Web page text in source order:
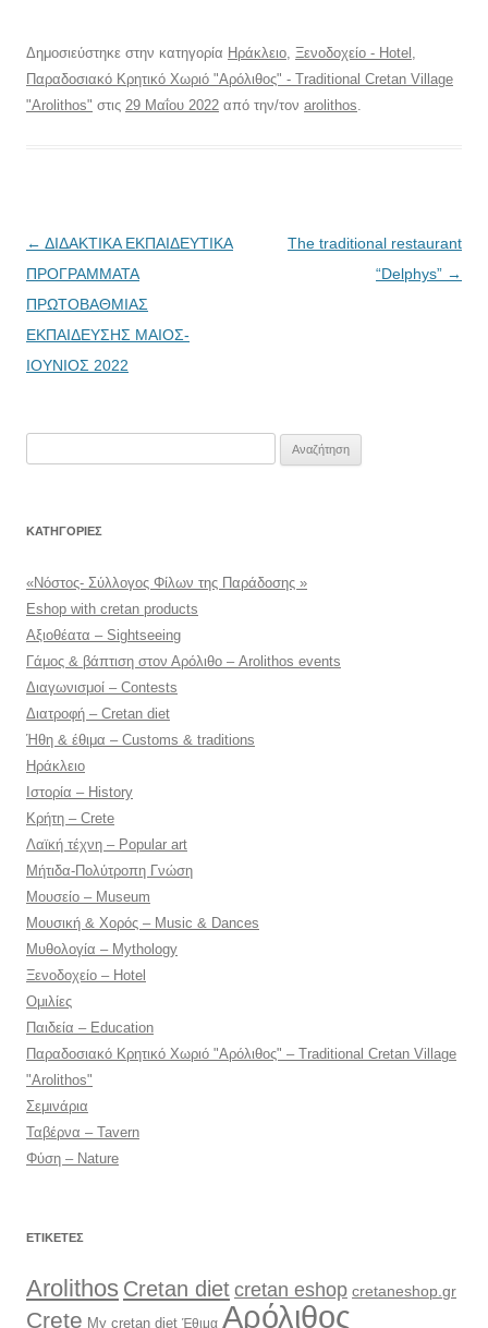
Δημοσιεύστηκε στην κατηγορία Ηράκλειο Ξενοδοχείο - Hotel
Παραδοσιακό Κρητικό Χωριό "Αρόλιθος" - Traditional Cretan Village
"Arolithos" στις 29 Μαΐου 2022 από την/τον arolithos
Πλοήγηση
άρθρων
← ΔΙΔΑΚΤΙΚΑ ΕΚΠΑΙΔΕΥΤΙΚΑ
ΠΡΟΓΡΑΜΜΑΤΑ
ΠΡΩΤΟΒΑΘΜΙΑΣ
ΕΚΠΑΙΔΕΥΣΗΣ ΜΑΙΟΣ-
ΙΟΥΝΙΟΣ 2022
The traditional restaurant
“Delphys” →
KΑΤΗΓΟΡΊΕΣ
«Νόστος- Σύλλογος Φίλων της Παράδοσης »
Eshop with cretan products
Αξιοθέατα – Sightseeing
Γάμος & βάπτιση στον Αρόλιθο – Arolithos events
Διαγωνισμοί – Contests
Διατροφή – Cretan diet
Ήθη & έθιμα – Customs & traditions
Ηράκλειο
Ιστορία – History
Κρήτη – Crete
Λαϊκή τέχνη – Popular art
Μήτιδα-Πολύτροπη Γνώση
Μουσείο – Museum
Μουσική & Χορός – Music & Dances
Μυθολογία – Mythology
Ξενοδοχείο – Hotel
Ομιλίες
Παιδεία – Education
Παραδοσιακό Κρητικό Χωριό "Αρόλιθος" – Traditional Cretan Village
"Arolithos"
Σεμινάρια
Ταβέρνα – Tavern
Φύση – Nature
ΕΤΙΚΈΤΕΣ
Arolithos Cretan dietcretan eshop cretaneshop.gr
Crete My cretan diet Έθιμα Αρόλιθος